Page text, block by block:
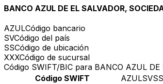
BANCO AZUL DE EL SALVADOR,
AZULCódigo bancario
SVCódigo del país
SSCódigo de ubicación
XXXCódigo de sucursal
Código SWIFT/BIC para BANCO AZUL
Código SWIFT